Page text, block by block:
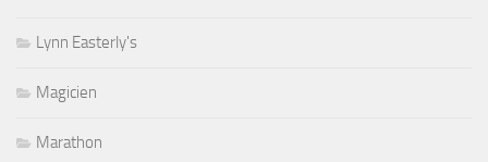
Lynn Easterly's
Magicien
Marathon